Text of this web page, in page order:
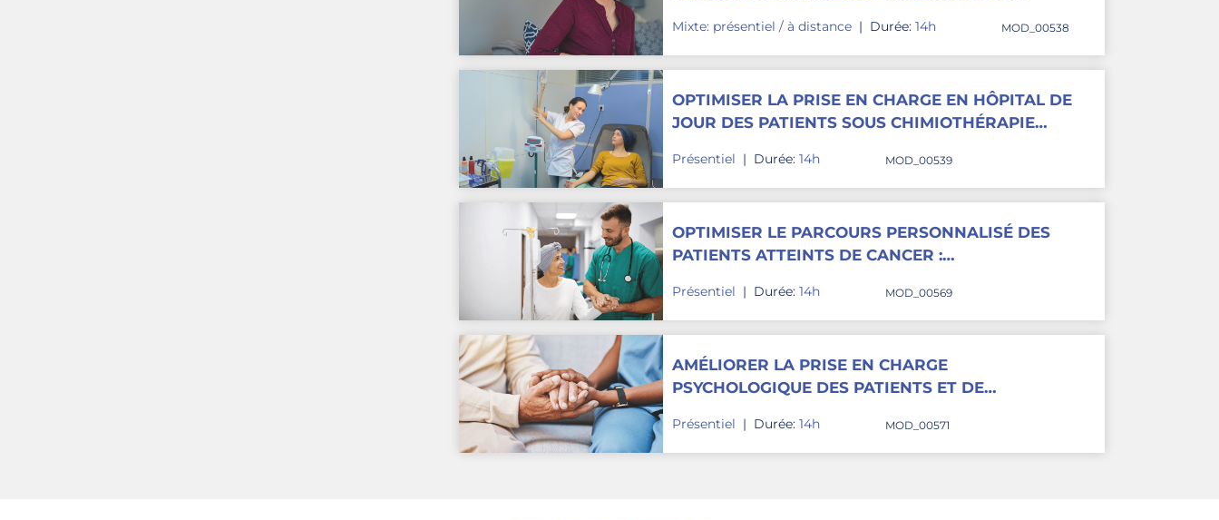
Mixte: présentiel / à distance | Durée: 14h MOD_00538
OPTIMISER LA PRISE EN CHARGE EN HÔPITAL DE
JOUR DES PATIENTS SOUS CHIMIOTHÉRAPIE
Présentiel | Durée: 14h MOD_00539
OPTIMISER LE PARCOURS PERSONNALISÉ DES
PATIENTS ATTEINTS DE CANCER :
COORDINATION EN CANCÉROLOGIE
Présentiel | Durée: 14h MOD_00569
AMÉLIORER LA PRISE EN CHARGE
PSYCHOLOGIQUE DES PATIENTS ET DE
Présentiel | Durée: 14h MOD_00571